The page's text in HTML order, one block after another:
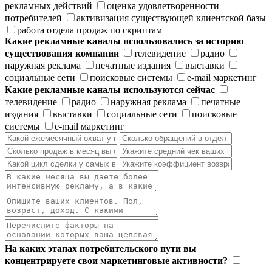
рекламных действий
оценка удовлетворенности
потребителей
активизация существующей клиентской базы
работа отдела продаж по скриптам
Какие рекламные каналы использовались за историю
существования компании
телевидение
радио
наружная реклама
печатные издания
выставки
социальные сети
поисковые системы
e-mail маркетинг
Какие рекламные каналы используются сейчас
телевидение
радио наружная реклама
печатные
издания
выставки социальные сети
поисковые
системы
e-mail маркетинг
На каких этапах потребительского пути вы
концентрируете свои маркетинговые активности?